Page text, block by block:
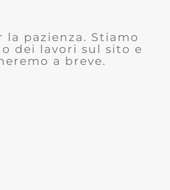
la pazienza. Stiamo
dei lavori sul sito e
a breve.